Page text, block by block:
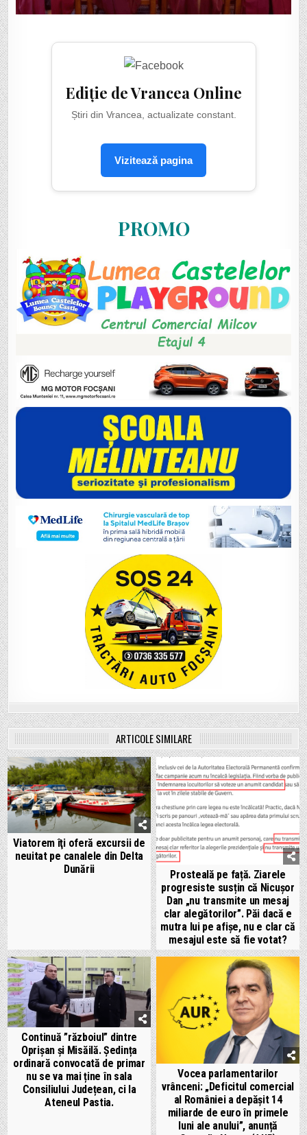
Ediție de Vrancea Online
Știri din Vrancea, actualizate constant.
Vizitează pagina
PROMO
ARTICOLE SIMILARE
Viatorem îţi oferă excursii de
neuitat pe canalele din Delta
Dunării
Prosteală pe față. Ziarele
progresiste susțin că Nicușor
Dan „nu transmite un mesaj
clar alegătorilor”. Păi dacă e
mutra lui pe afișe, nu e clar că
mesajul este să fie votat?
Continuă ”războiul” dintre
Oprișan și Misăilă. Ședința
ordinară convocată de primar
nu se va mai ține în sala
Consiliului Județean, ci la
Ateneul Pastia.
Vocea parlamentarilor
vrânceni: „Deficitul comercial
al României a depășit 14
miliarde de euro în primele
luni ale anului”, anunță